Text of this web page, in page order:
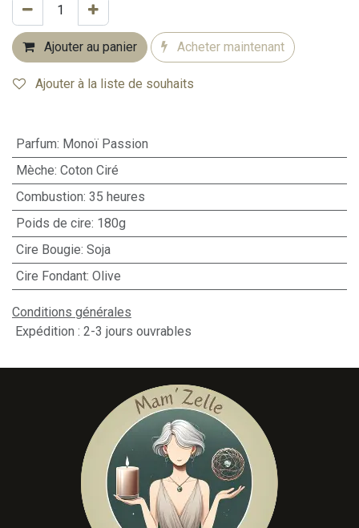
Ajouter au panier Acheter maintenant
Ajouter à la liste de souhaits
Parfum: Monoï Passion
Mèche: Coton Ciré
Combustion: 35 heures
Poids de cire: 180g
Cire Bougie: Soja
Cire Fondant: Olive
Conditions générales
Expédition : 2-3 jours ouvrables